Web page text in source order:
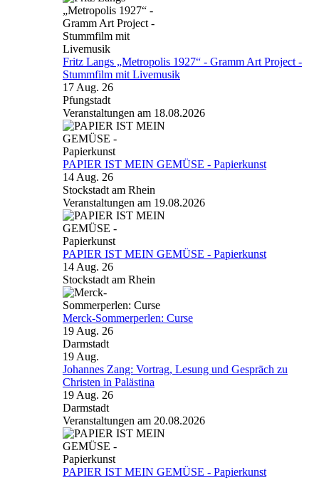
Fritz Langs „Metropolis 1927“ - Gramm Art Project -
Stummfilm mit Livemusik
17 Aug. 26
Pfungstadt
Veranstaltungen am 18.08.2026
PAPIER IST MEIN GEMÜSE - Papierkunst
14 Aug. 26
Stockstadt am Rhein
Veranstaltungen am 19.08.2026
PAPIER IST MEIN GEMÜSE - Papierkunst
14 Aug. 26
Stockstadt am Rhein
Merck-Sommerperlen: Curse
19 Aug. 26
Darmstadt
19 Aug.
Johannes Zang: Vortrag, Lesung und Gespräch zu
Christen in Palästina
19 Aug. 26
Darmstadt
Veranstaltungen am 20.08.2026
PAPIER IST MEIN GEMÜSE - Papierkunst